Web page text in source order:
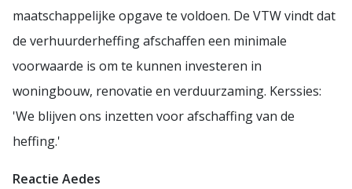
maatschappelijke opgave te voldoen. De VTW vindt dat
de verhuurderheffing afschaffen een minimale
voorwaarde is om te kunnen investeren in
woningbouw, renovatie en verduurzaming. Kerssies:
'We blijven ons inzetten voor afschaffing van de
heffing.'
Reactie Aedes